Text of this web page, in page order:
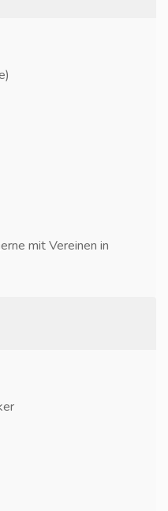
mit Vereinen in